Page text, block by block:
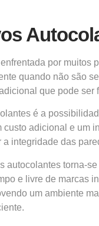
por
quando não são
que pode ser
é a
adicional e um
integridade das
torna-
e livre de
um ambiente